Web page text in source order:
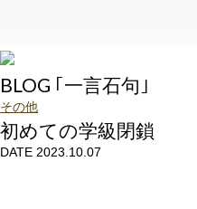
BLOG ｢一言石句｣
その他
初めての学級閉鎖
DATE 2023.10.07